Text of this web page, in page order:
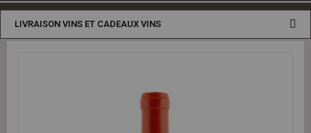
LIVRAISON VINS ET CADEAUX VINS